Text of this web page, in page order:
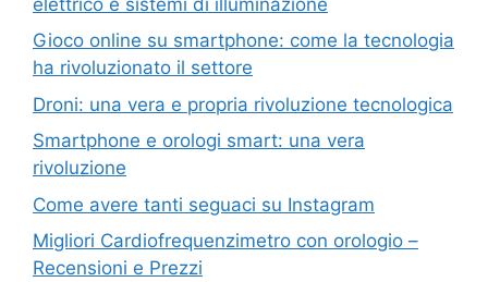
Gioco online su smartphone: come la tecnologia
ha rivoluzionato il settore
Droni: una vera e propria rivoluzione tecnologica
Smartphone e orologi smart: una vera
rivoluzione
Come avere tanti seguaci su Instagram
Migliori Cardiofrequenzimetro con orologio –
Recensioni e Prezzi